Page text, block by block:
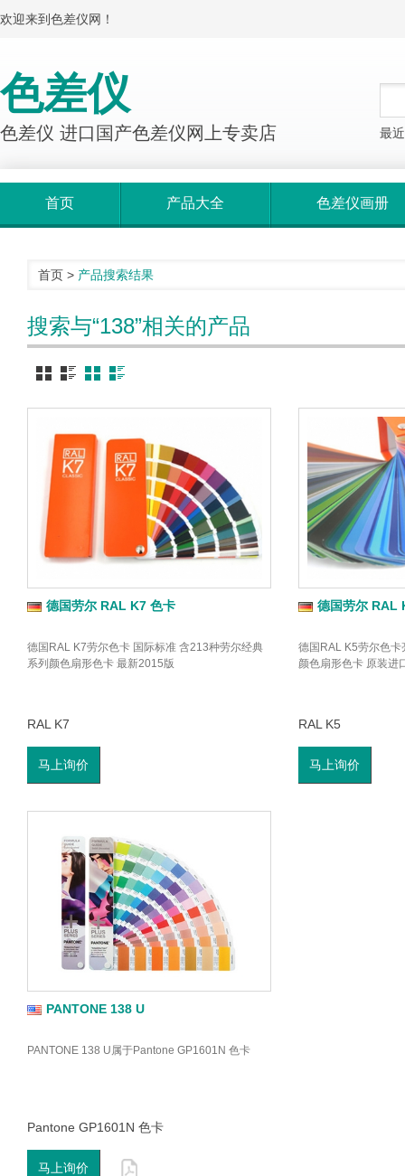
欢迎来到色差仪网！
色差仪
色差仪 进口国产色差仪网上专卖店 最
首页 产品大全 色差仪画册
首页 > 产品搜索结果
搜索与“138”相关的产品
德国劳尔 RAL K7 色卡
德国RAL K7劳尔色卡 国际标准 含213种劳尔经典
系列颜色扇形色卡 最新2015版
RAL K7
马上询价
德国劳尔 RAL
德国RAL K5劳尔色
颜色扇形色卡 原装进
RAL K5
马上询价
PANTONE 138 U
PANTONE 138 U属于Pantone GP1601N 色卡
Pantone GP1601N 色卡
马上询价